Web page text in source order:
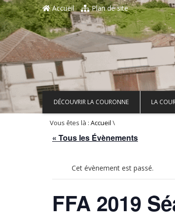
Aller au contenu principal
Accueil
Plan de site
DÉCOUVRIR LA COURONNE LA
Vous êtes là : Accueil \
« Tous les Évènements
Cet évènement est passé.
FFA 2019